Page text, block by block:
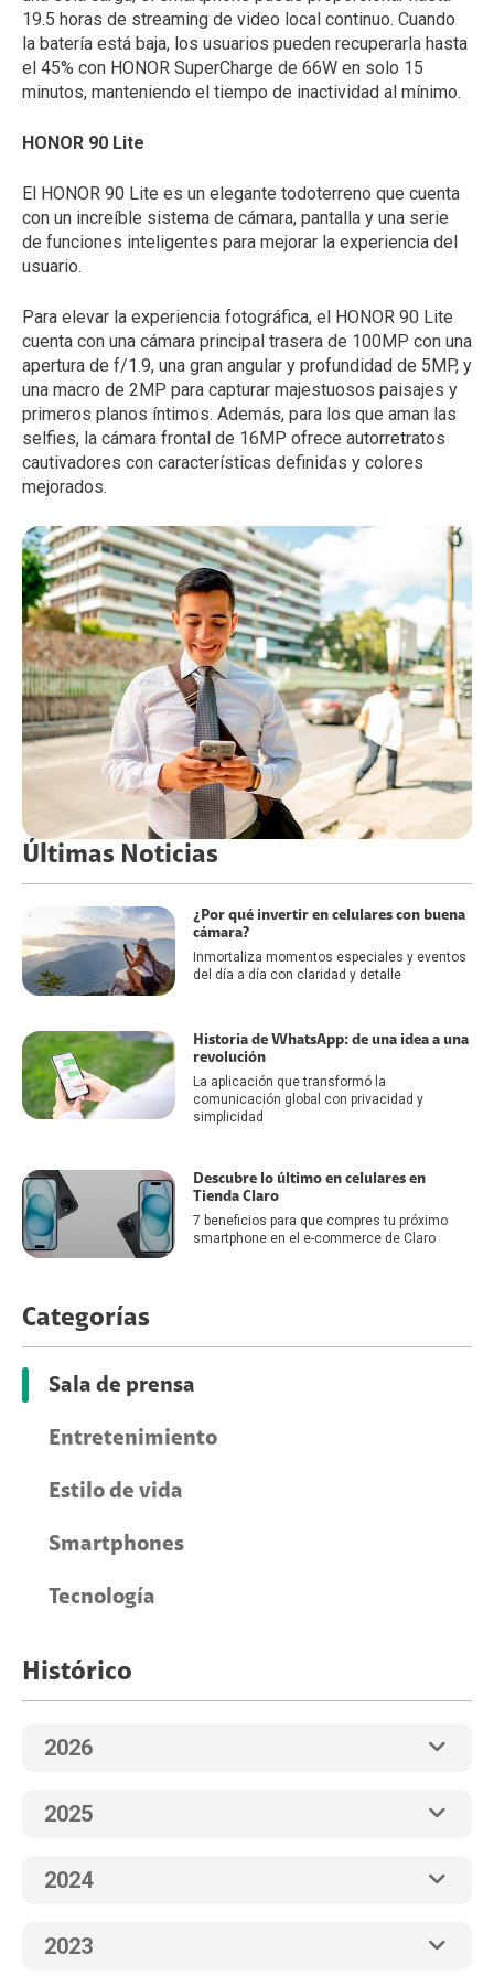
19.5 horas de streaming de video local continuo. Cuando
la batería está baja, los usuarios pueden recuperarla hasta
el 45% con HONOR SuperCharge de 66W en solo 15
minutos, manteniendo el tiempo de inactividad al mínimo.
HONOR 90 Lite
El HONOR 90 Lite es un elegante todoterreno que cuenta
con un increíble sistema de cámara, pantalla y una serie
de funciones inteligentes para mejorar la experiencia del
usuario.
Para elevar la experiencia fotográfica, el HONOR 90 Lite
cuenta con una cámara principal trasera de 100MP con una
apertura de f/1.9, una gran angular y profundidad de 5MP, y
una macro de 2MP para capturar majestuosos paisajes y
primeros planos íntimos. Además, para los que aman las
selfies, la cámara frontal de 16MP ofrece autorretratos
cautivadores con características definidas y colores
mejorados.
Últimas Noticias
¿Por qué invertir en celulares con buena
cámara?
Inmortaliza momentos especiales y eventos
del día a día con claridad y detalle
Historia de WhatsApp: de una idea a una
revolución
La aplicación que transformó la
comunicación global con privacidad y
simplicidad
Descubre lo último en celulares en
Tienda Claro
7 beneficios para que compres tu próximo
smartphone en el e-commerce de Claro
Categorías
Sala de prensa
Entretenimiento
Estilo de vida
Smartphones
Tecnología
Histórico
2026
2025
2024
2023